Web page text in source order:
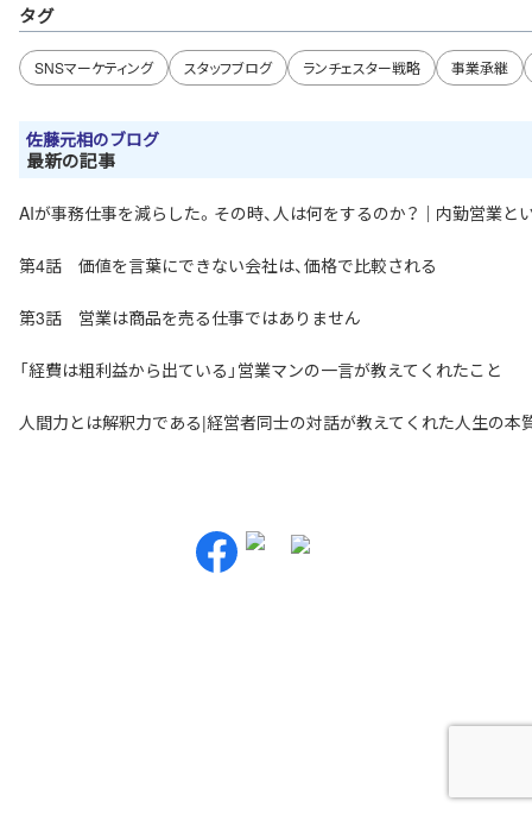
タグ
SNSマーケティング スタッフブログ ランチェスター戦略 事業承継
佐藤元相のブログ
最新の記事
AIが事務仕事を減らした。その時、人は何をするのか？｜内勤営業と
第4話 価値を言葉にできない会社は、価格で比較される
第3話 営業は商品を売る仕事ではありません
「経費は粗利益から出ている」営業マンの一言が教えてくれたこと
人間力とは解釈力である|経営者同士の対話が教えてくれた人生の本